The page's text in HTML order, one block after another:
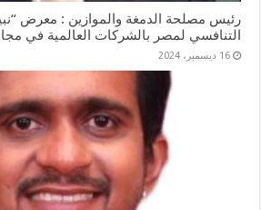
التنافسي لمصر بالشركات العالمية في
16 ديسمبر، 2024